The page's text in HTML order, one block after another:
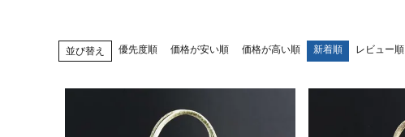
並び替え 優先度順 価格が安い順 価格が高い順 新着順 レビュー順